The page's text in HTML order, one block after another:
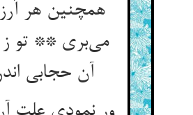
همچنین هر
می‌بری ** تو
آن حجابی